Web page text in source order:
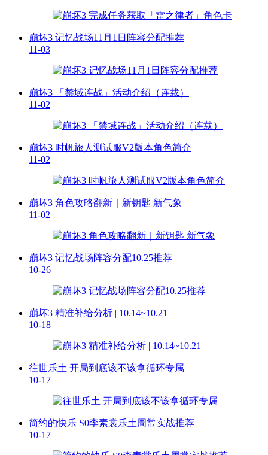
崩坏3 记忆战场11月1日阵容分配推荐
11-03
崩坏3 「禁域连战」活动介绍（连载）
11-02
崩坏3 时帆旅人测试服V2版本角色简介
11-02
崩坏3 角色攻略翻新｜新钥匙 新气象
11-02
崩坏3 记忆战场阵容分配10.25推荐
10-26
崩坏3 精准补给分析 | 10.14~10.21
10-18
往世乐土 开局到底该不该拿循环专属
10-17
简约的快乐 S0李素裳乐土周常实战推荐
10-17